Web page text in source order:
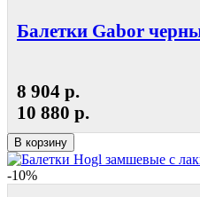
Балетки Gabor
8 904 р.
10 880 р.
В корзину
-10%